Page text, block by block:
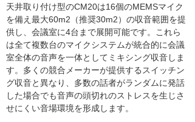
天井取り付け型のCM20は16個のMEMSマイク
を備え最大60m2（推奨30m2）の収音範囲を提
供し、会議室に4台まで展開可能です。これら
は全て複数台のマイクシステムが統合的に会議
室全体の音声を一体としてミキシング収音しま
す。多くの競合メーカーが提供するスイッチン
グ収音と異なり、多数の話者がランダムに発話
した場合でも音声の頭切れのストレスを生じさ
せにくい音場環境を形成します。